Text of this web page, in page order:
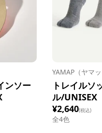
ンソー
YAMAP（ヤマッ
トレイルソ
ル/UNISEX
¥2,640(税込)
全4色